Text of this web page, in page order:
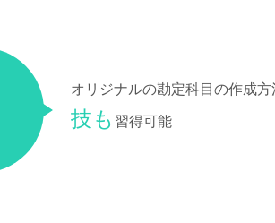
オリジナルの勘定科目の作成
技も 習得可能